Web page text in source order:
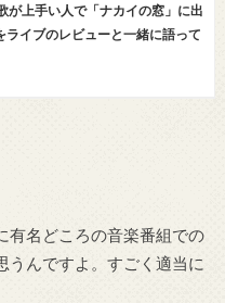
が上手い人で「ナカイの窓」に出
ライブのレビューと一緒に語って
有名どころの音楽番組での
うんですよ。すごく適当に